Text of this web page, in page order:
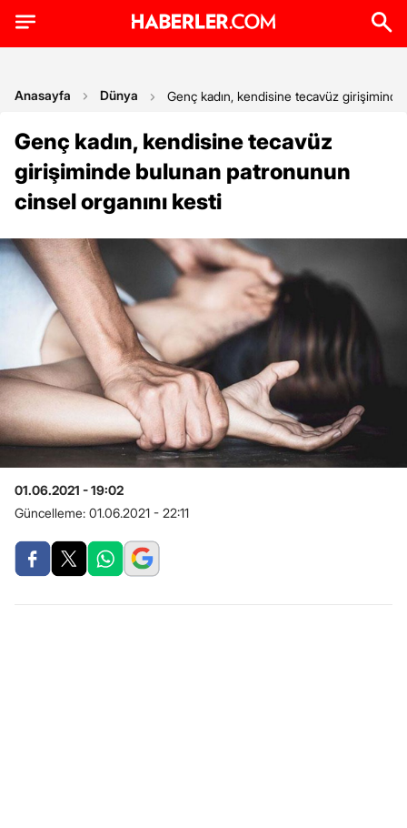
Anasayfa Dünya Genç kadın, kendisine tecavüz
Genç kadın, kendisine tecavüz
girişiminde bulunan patronunun
cinsel organını kesti
01.06.2021 - 19:02
Güncelleme: 01.06.2021 - 22:11